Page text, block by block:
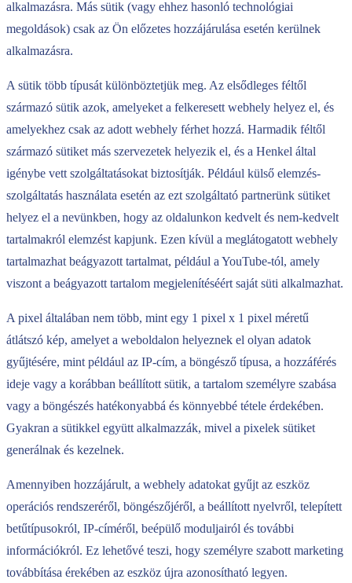
alkalmazásra. Más sütik (vagy ehhez hasonló technológiai
megoldások) csak az Ön előzetes hozzájárulása esetén kerülnek
alkalmazásra.
A sütik több típusát különböztetjük meg. Az elsődleges féltől
származó sütik azok, amelyeket a felkeresett webhely helyez el, és
amelyekhez csak az adott webhely férhet hozzá. Harmadik féltől
származó sütiket más szervezetek helyezik el, és a Henkel által
igénybe vett szolgáltatásokat biztosítják. Például külső elemzés-
szolgáltatás használata esetén az ezt szolgáltató partnerünk sütiket
helyez el a nevünkben, hogy az oldalunkon kedvelt és nem-kedvelt
tartalmakról elemzést kapjunk. Ezen kívül a meglátogatott webhely
tartalmazhat beágyazott tartalmat, például a YouTube-tól, amely
viszont a beágyazott tartalom megjelenítéséért saját süti alkalmazhat.
A pixel általában nem több, mint egy 1 pixel x 1 pixel méretű
átlátszó kép, amelyet a weboldalon helyeznek el olyan adatok
gyűjtésére, mint például az IP-cím, a böngésző típusa, a hozzáférés
ideje vagy a korábban beállított sütik, a tartalom személyre szabása
vagy a böngészés hatékonyabbá és könnyebbé tétele érdekében.
Gyakran a sütikkel együtt alkalmazzák, mivel a pixelek sütiket
generálnak és kezelnek.
Amennyiben hozzájárult, a webhely adatokat gyűjt az eszköz
operációs rendszeréről, böngészőjéről, a beállított nyelvről, telepített
betűtípusokról, IP-címéről, beépülő moduljairól és további
információkról. Ez lehetővé teszi, hogy személyre szabott marketing
továbbítása érekében az eszköz újra azonosítható legyen.